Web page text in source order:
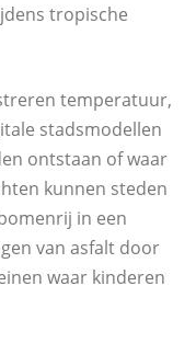
tropische
temperatuur,
stadsmodellen
ontstaan of waar
kunnen steden
in een
van asfalt door
waar kinderen